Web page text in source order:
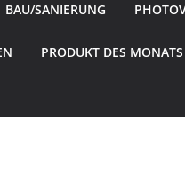
BAU/SANIERUNG
PRODUKT DES MONATS